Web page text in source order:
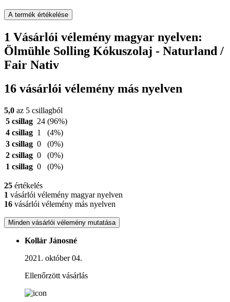
A termék értékelése
1 Vásárlói vélemény magyar nyelven:
Ölmühle Solling Kókuszolaj - Naturland /
Fair Nativ
16 vásárlói vélemény más nyelven
5,0 az 5 csillagból
5 csillag 24 (96%)
4 csillag 1
(4%)
3 csillag 0
(0%)
2 csillag 0
(0%)
1 csillag 0 (0%)
25 értékelés
1 vásárlói vélemény magyar nyelven
16 vásárlói vélemény más nyelven
Minden vásárlói vélemény mutatása
Kollár Jánosné
2021. október 04.
Ellenőrzött vásárlás